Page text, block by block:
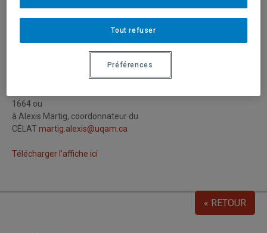
Le lundi 15 février 2016, de 17h00 à 19h00.
Salle DS-1950, Pavillon J.-A. DeSève
Université du Québec à Montréal
320 rue Sainte-Catherine Est, Montréal (Québec) H2X 1L7
1664 ou
à Alexis Martig, coordonnateur du
CÉLAT martig.alexis@uqam.ca
Télécharger l’affiche ici
« RETOUR
Tout refuser
Préférences